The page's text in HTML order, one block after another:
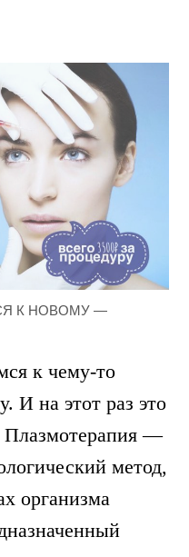
К НОВОМУ —
к чему-то
И на этот раз это
Плазмотерапия —
метод,
организма